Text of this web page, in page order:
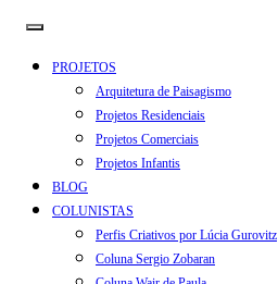
PROJETOS
Arquitetura de Paisagismo
Projetos Residenciais
Projetos Comerciais
Projetos Infantis
BLOG
COLUNISTAS
Perfis Criativos por Lúcia Gurovitz
Coluna Sergio Zobaran